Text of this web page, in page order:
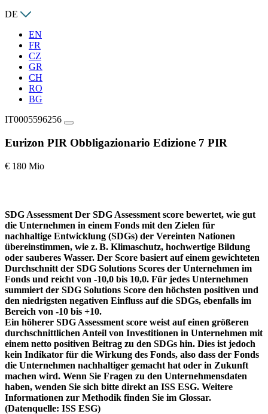
DE
EN
FR
CZ
GR
CH
RO
BG
IT0005596256
Eurizon PIR Obbligazionario Edizione 7 PIR
€ 180 Mio
SDG Assessment Der SDG Assessment score bewertet, wie gut
die Unternehmen in einem Fonds mit den Zielen für
nachhaltige Entwicklung (SDGs) der Vereinten Nationen
übereinstimmen, wie z. B. Klimaschutz, hochwertige Bildung
oder sauberes Wasser. Der Score basiert auf einem gewichteten
Durchschnitt der SDG Solutions Scores der Unternehmen im
Fonds und reicht von -10,0 bis 10,0. Für jedes Unternehmen
summiert der SDG Solutions Score den höchsten positiven und
den niedrigsten negativen Einfluss auf die SDGs, ebenfalls im
Bereich von -10 bis +10.
Ein höherer SDG Assessment score weist auf einen größeren
durchschnittlichen Anteil von Investitionen in Unternehmen mit
einem netto positiven Beitrag zu den SDGs hin. Dies ist jedoch
kein Indikator für die Wirkung des Fonds, also dass der Fonds
die Unternehmen nachhaltiger gemacht hat oder in Zukunft
machen wird. Wenn Sie Fragen zu den Unternehmensdaten
haben, wenden Sie sich bitte direkt an ISS ESG. Weitere
Informationen zur Methodik finden Sie im Glossar.
(Datenquelle: ISS ESG)